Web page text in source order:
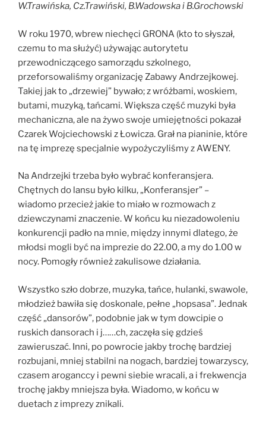
W.Trawińska, Cz.Trawiński, B.Wadowska i B.Grochowski
W roku 1970, wbrew niechęci GRONA (kto to słyszał,
czemu to ma służyć) używając autorytetu
przewodniczącego samorządu szkolnego,
przeforsowaliśmy organizację Zabawy Andrzejkowej.
Takiej jak to „drzewiej” bywało; z wróżbami, woskiem,
butami, muzyką, tańcami. Większa część muzyki była
mechaniczna, ale na żywo swoje umiejętności pokazał
Czarek Wojciechowski z Łowicza. Grał na pianinie, które
na tę imprezę specjalnie wypożyczyliśmy z AWENY.
Na Andrzejki trzeba było wybrać konferansjera.
Chętnych do lansu było kilku, „Konferansjer” –
wiadomo przecież jakie to miało w rozmowach z
dziewczynami znaczenie. W końcu ku niezadowoleniu
konkurencji padło na mnie, między innymi dlatego, że
młodsi mogli być na imprezie do 22.00, a my do 1.00 w
nocy. Pomogły również zakulisowe działania.
Wszystko szło dobrze, muzyka, tańce, hulanki, swawole,
młodzież bawiła się doskonale, pełne „hopsasa”. Jednak
część „dansorów”, podobnie jak w tym dowcipie o
ruskich dansorach i j……ch, zaczęła się gdzieś
zawieruszać. Inni, po powrocie jakby trochę bardziej
rozbujani, mniej stabilni na nogach, bardziej towarzyscy,
czasem aroganccy i pewni siebie wracali, a i frekwencja
trochę jakby mniejsza była. Wiadomo, w końcu w
duetach z imprezy znikali.